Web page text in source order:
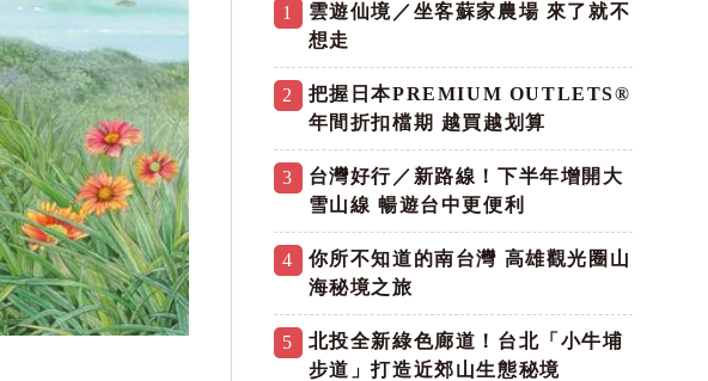
1
雲遊仙境／坐客蘇家農場 來了就不
想走
2
把握日本PREMIUM OUTLETS®
年間折扣檔期 越買越划算
3
台灣好行／新路線！下半年增開大
雪山線 暢遊台中更便利
4
你所不知道的南台灣 高雄觀光圈山
海秘境之旅
5
北投全新綠色廊道！台北「小牛埔
步道」打造近郊山生態秘境